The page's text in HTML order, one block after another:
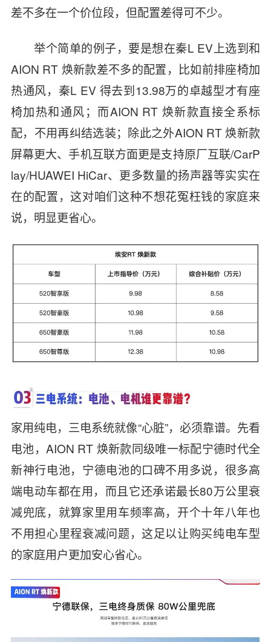
差不多在一个价位段，但配置差得可不少。
举个简单的例子，要是想在秦L EV上选到和
AION RT 焕新款差不多的配置，比如前排座椅加
热通风，秦L EV 得去到13.98万的卓越型才有座
椅加热和通风；而AION RT 焕新款直接全系标
配，不用再纠结选装；除此之外AION RT 焕新款
屏幕更大、手机互联方面更是支持原厂互联/CarP
lay/HUAWEI HiCar、更多数量的扬声器等实实在
在的配置，这对咱们这种不想花冤枉钱的家庭来
说，明显更省心。
家用纯电，三电系统就像“心脏”，必须靠谱。先看
电池，AION RT 焕新款同级唯一标配宁德时代全
新神行电池，宁德电池的口碑不用多说，很多高
端电动车都在用，而且它还承诺最长80万公里衰
减兜底，就算家里用车频率高，开个十年八年也
不用担心里程衰减问题，这足以让购买纯电车型
的家庭用户更加安心省心。